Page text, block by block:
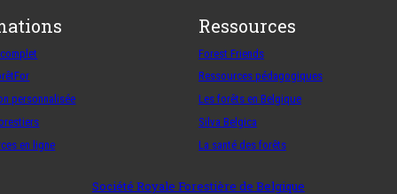
personnalisée
en ligne
Ressources
Forest Friends
Ressources pédagogiques
Les forêts en Belgique
Silva Belgica
La santé des forêts
Société Royale Forestière de Belgique